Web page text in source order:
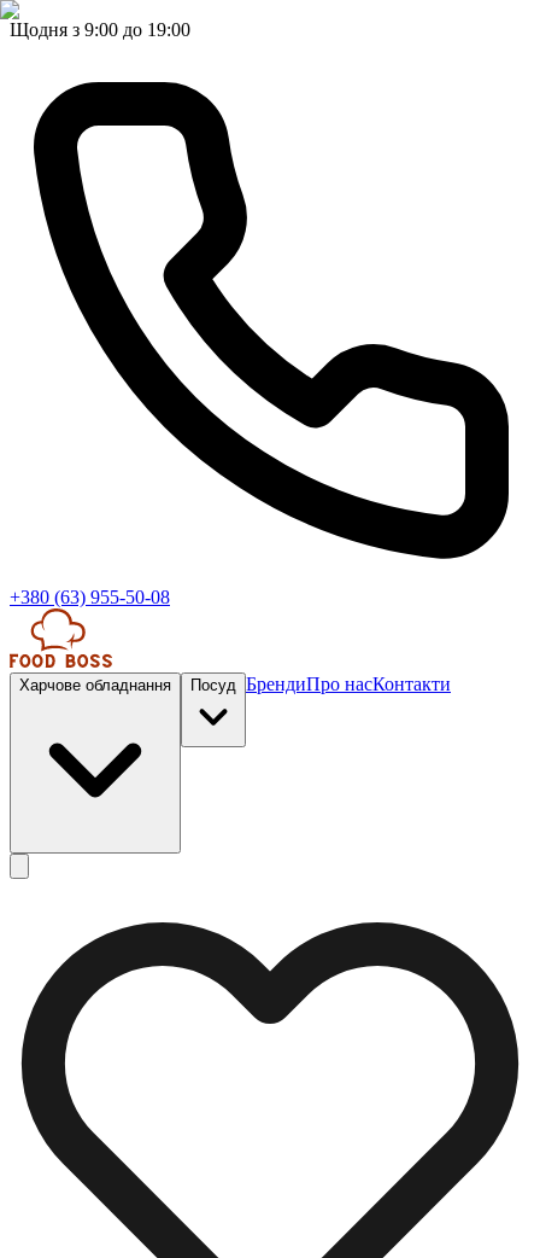
Щодня з 9:00 до 19:00
+380 (63) 955-50-08
Харчове обладнання Посуд БрендиПро насКонтакти